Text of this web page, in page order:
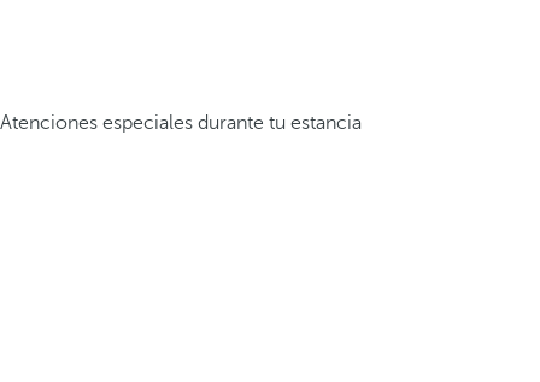
Atenciones especiales durante tu estancia